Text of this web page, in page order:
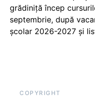
grădiniță încep
septembrie, după
școlar 2026-2027 și
COPYRIGHT